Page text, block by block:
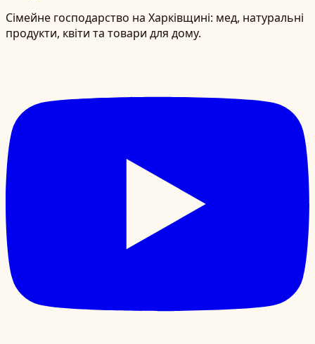
Сімейне господарство на Харківщині: мед, натуральні
продукти, квіти та товари для дому.